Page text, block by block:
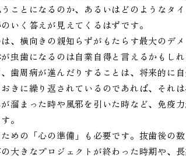
ことになるのか、あるいはどのようなタ
いく答えが見えてくるはずです。
、横向きの親知らずがもたらす最大のデ
虫歯になるのは自業自得と言えるかもし
歯周病が進んだりすることは、将来的に
きに繰り返されているのであれば、それ
溜まった時や風邪を引いた時など、免疫
。
めの「心の準備」も必要です。抜歯後の
大きなプロジェクトが終わった時期や、